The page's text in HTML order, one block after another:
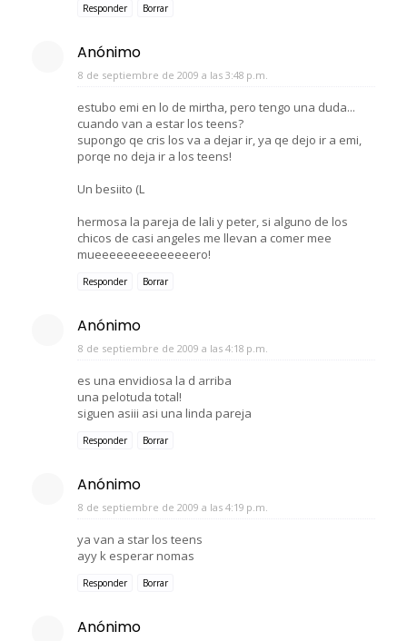
Responder Borrar
Anónimo
8 de septiembre de 2009 a las 3:48 p.m.
estubo emi en lo de mirtha, pero tengo una duda...
cuando van a estar los teens?
supongo qe cris los va a dejar ir, ya qe dejo ir a emi,
porqe no deja ir a los teens!
Un besiito (L
hermosa la pareja de lali y peter, si alguno de los
chicos de casi angeles me llevan a comer mee
mueeeeeeeeeeeeeero!
Responder Borrar
Anónimo
8 de septiembre de 2009 a las 4:18 p.m.
es una envidiosa la d arriba
una pelotuda total!
siguen asiii asi una linda pareja
Responder Borrar
Anónimo
8 de septiembre de 2009 a las 4:19 p.m.
ya van a star los teens
ayy k esperar nomas
Responder Borrar
Anónimo